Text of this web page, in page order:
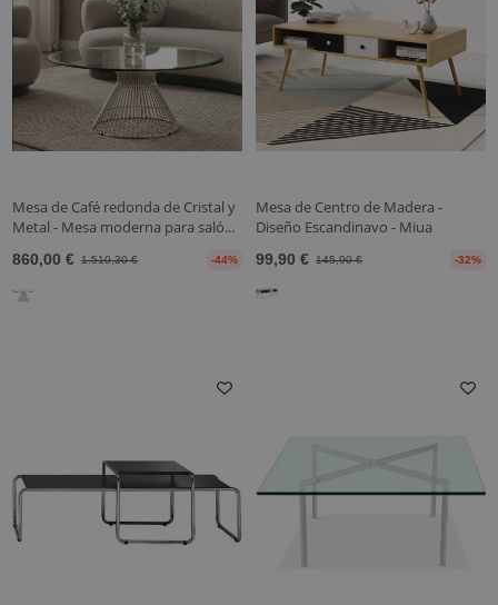
Mesa de Café redonda de Cristal y
Metal - Mesa moderna para saló...
860,00 € 1.510,30 € -44%
Mesa de Centro de Madera -
Diseño Escandinavo - Miua
99,90 € 145,90 € -32%